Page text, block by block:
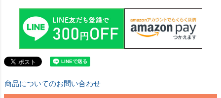
商品についてのお問い合わせ